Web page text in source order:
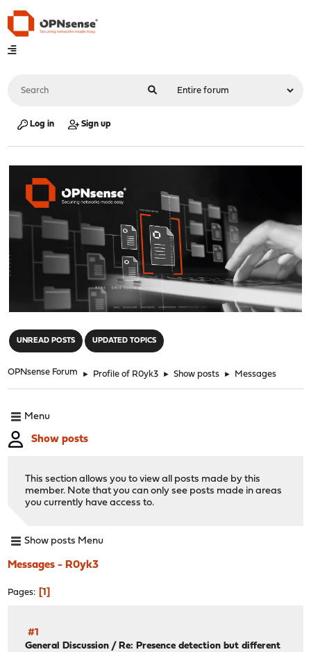
Log in Sign up
UNREAD POSTS UPDATED TOPICS
OPNsense Forum ► Profile of R0yk3 ► Show posts ► Messages
Menu
Show posts
This section allows you to view all posts made by this
member. Note that you can only see posts made in areas
you currently have access to.
Show posts Menu
Messages - R0yk3
Pages 1
#1
General Discussion / Re: Presence detection but different